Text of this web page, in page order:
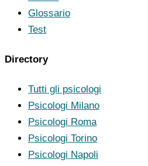
Glossario
Test
Directory
Tutti gli psicologi
Psicologi Milano
Psicologi Roma
Psicologi Torino
Psicologi Napoli